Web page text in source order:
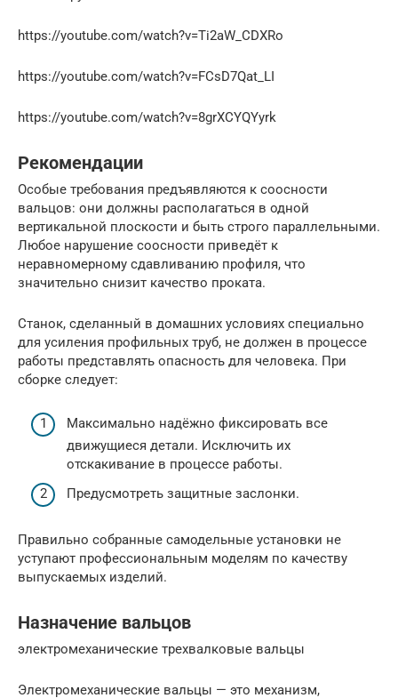
https://youtube.com/watch?v=Ti2aW_CDXRo
https://youtube.com/watch?v=FCsD7Qat_LI
https://youtube.com/watch?v=8grXCYQYyrk
Рекомендации
Особые требования предъявляются к соосности
вальцов: они должны располагаться в одной
вертикальной плоскости и быть строго параллельными.
Любое нарушение соосности приведёт к
неравномерному сдавливанию профиля, что
значительно снизит качество проката.
Станок, сделанный в домашних условиях специально
для усиления профильных труб, не должен в процессе
работы представлять опасность для человека. При
сборке следует:
Максимально надёжно фиксировать все
движущиеся детали. Исключить их
отскакивание в процессе работы.
Предусмотреть защитные заслонки.
Правильно собранные самодельные установки не
уступают профессиональным моделям по качеству
выпускаемых изделий.
Назначение вальцов
электромеханические трехвалковые вальцы
Электромеханические вальцы — это механизм,